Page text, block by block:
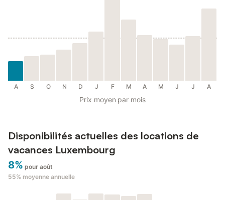
A S O N D J F M A M J J A
Prix moyen par mois
Disponibilités actuelles des locations de
vacances Luxembourg
8% pour août
55% moyenne annuelle